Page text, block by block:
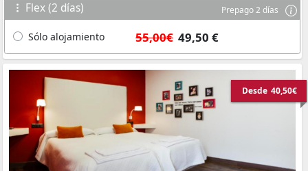
Flex (2 días) Prepago 2 días
Sólo alojamiento 55,00€ 49,50 €
Desde 40,50€